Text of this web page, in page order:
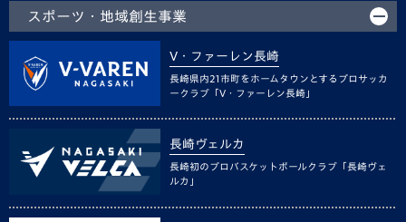
スポーツ・地域創生事業
V・ファーレン長崎
長崎県内21市町をホームタウンとするプロサッカ
ークラブ「V・ファーレン長崎」
長崎ヴェルカ
長崎初のプロバスケットボールクラブ「長崎ヴェ
ルカ」